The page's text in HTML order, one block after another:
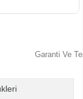
Garanti Ve